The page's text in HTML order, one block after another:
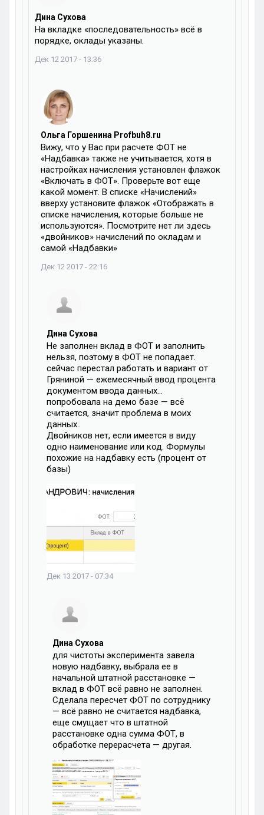
Дина Сухова
На вкладке «последовательность» всё в
порядке, оклады указаны.
Дек 12 2017 - 13:36
Ольга Горшенина Profbuh8.ru
Вижу, что у Вас при расчете ФОТ не
«Надбавка» также не учитывается, хотя в
настройках начисления установлен флажок
«Включать в ФОТ». Проверьте вот еще
какой момент. В списке «Начислений»
вверху установите флажок «Отображать в
списке начисления, которые больше не
используются». Посмотрите нет ли здесь
«двойников» начислений по окладам и
самой «Надбавки»
Дек 12 2017 - 22:16
Дина Сухова
Не заполнен вклад в ФОТ и заполнить
нельзя, поэтому в ФОТ не попадает.
сейчас перестал работать и вариант от
Гряниной — ежемесячный ввод процента
документом ввода данных…
попробовала на демо базе — всё
считается, значит проблема в моих
данных..
Двойников нет, если имеется в виду
одно наименование или код. Формулы
похожие на надбавку есть (процент от
базы)
Дек 13 2017 - 07:34
Дина Сухова
для чистоты эксперимента завела
новую надбавку, выбрала ее в
начальной штатной расстановке —
вклад в ФОТ всё равно не заполнен.
Сделала пересчет ФОТ по сотруднику
— всё равно не считается надбавка,
еще смущает что в штатной
расстановке одна сумма ФОТ, в
обработке перерасчета — другая.